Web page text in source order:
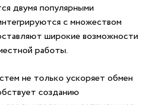
⁣двумя популярными
с множеством
широкие возможности
⁢работы.
не только ускоряет обмен
⁣созданию